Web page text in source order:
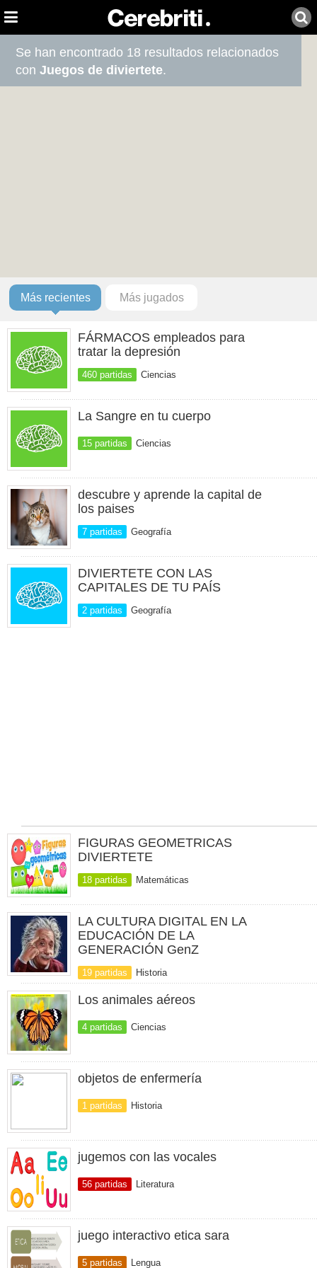
Se han encontrado 18 resultados relacionados
conJuegos de diviertete.
Más recientes Más jugados
FÁRMACOS empleados para
tratar la depresión
460 partidas Ciencias
La Sangre en tu cuerpo
15 partidas Ciencias
descubre y aprende la capital de
los paises
7 partidas Geografía
DIVIERTETE CON LAS
CAPITALES DE TU PAÍS
2 partidas Geografía
FIGURAS GEOMETRICAS
DIVIERTETE
18 partidas Matemáticas
LA CULTURA DIGITAL EN LA
EDUCACIÓN DE LA
GENERACIÓN GenZ
19 partidas Historia
Los animales aéreos
4 partidas Ciencias
objetos de enfermería
1 partidas Historia
jugemos con las vocales
56 partidas Literatura
juego interactivo etica sara
5 partidas Lengua